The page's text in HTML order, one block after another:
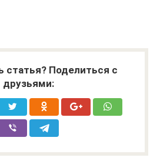
статья? Поделиться с
друзьями: